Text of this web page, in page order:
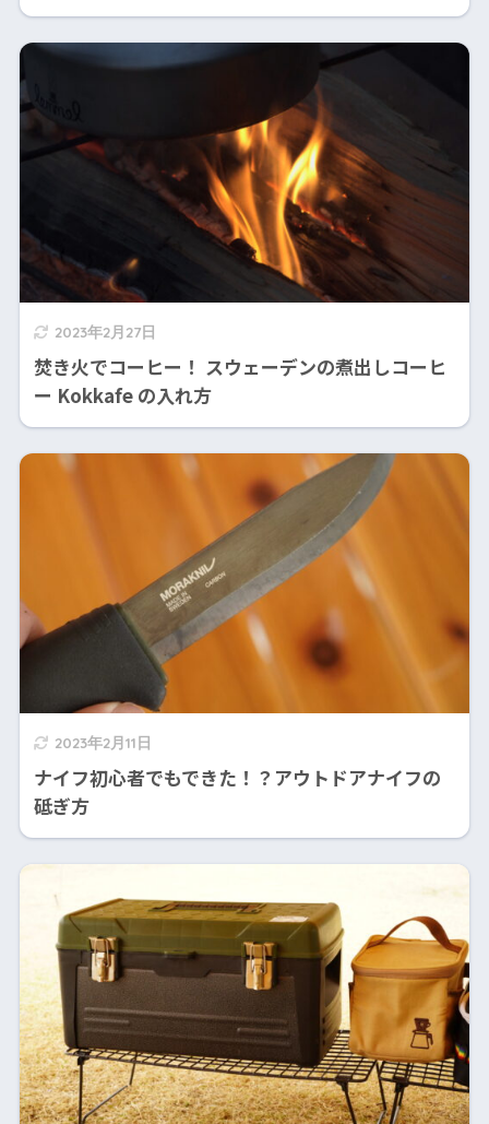
2023年2月27日
焚き火でコーヒー！ スウェーデンの煮出しコーヒ
ー Kokkafe の入れ方
2023年2月11日
ナイフ初心者でもできた！？アウトドアナイフの
砥ぎ方